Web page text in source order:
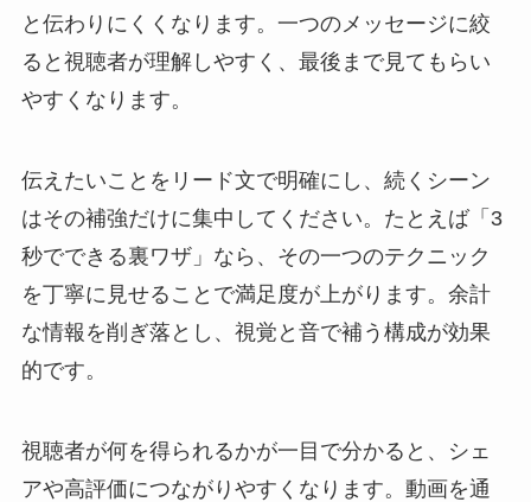
と伝わりにくくなります。一つのメッセージに絞
ると視聴者が理解しやすく、最後まで見てもらい
やすくなります。
伝えたいことをリード文で明確にし、続くシーン
はその補強だけに集中してください。たとえば「3
秒でできる裏ワザ」なら、その一つのテクニック
を丁寧に見せることで満足度が上がります。余計
な情報を削ぎ落とし、視覚と音で補う構成が効果
的です。
視聴者が何を得られるかが一目で分かると、シェ
アや高評価につながりやすくなります。動画を通